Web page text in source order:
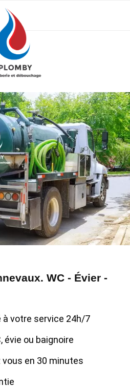
WC - Évier -
à votre service 24h/7
évie ou baignoire
en 30 minutes